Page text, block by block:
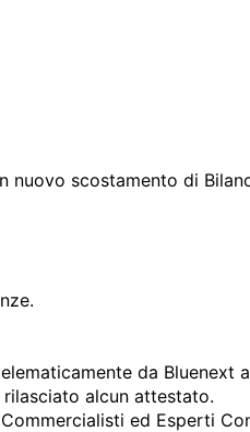
scostamento di
da Bluenext
alcun attestato.
ed Esperti